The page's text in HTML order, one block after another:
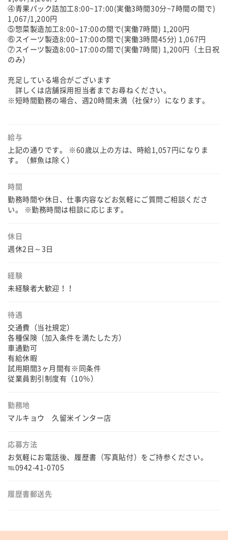
④青果パック詰加工8:00~17:00(実働3時間30分~7時間の間で)
1,067/1,200円
⑤惣菜製造加工8:00~17:00の間で(実働7時間) 1,200円
⑥スイーツ製造8:00~17:00の間で(実働3時間45分) 1,067円
⑦スイーツ製造8:00~17:00の間で(実働7時間) 1,200円（土日祝
のみ）
充足している場合がございます
詳しくは店舗採用担当者までお尋ねください。
※短時間勤務の場合、週20時間未満（社保ﾅｼ）になります。
給与
上記の通りです。 ※60歳以上の方は、時給1,057円になりま
す。（鮮魚は除く）
時間
勤務時間や休日、仕事内容などお気軽にご質問ご相談くださ
い。 ※勤務時間は相談に応じます。
休日
週休2日～3日
経験
未経験者大歓迎！！
待遇
交通費（当社規定）
各種保険（加入条件を満たした方）
車通勤可
有給休暇
試用期間3ヶ月間有※同条件
従業員割引制度有（10％）
勤務地
マルキョウ 久留米インター店
応募方法
お気軽にお電話後、履歴書（写真貼付）をご持参ください。
℡0942-41-0705
履歴書郵送先